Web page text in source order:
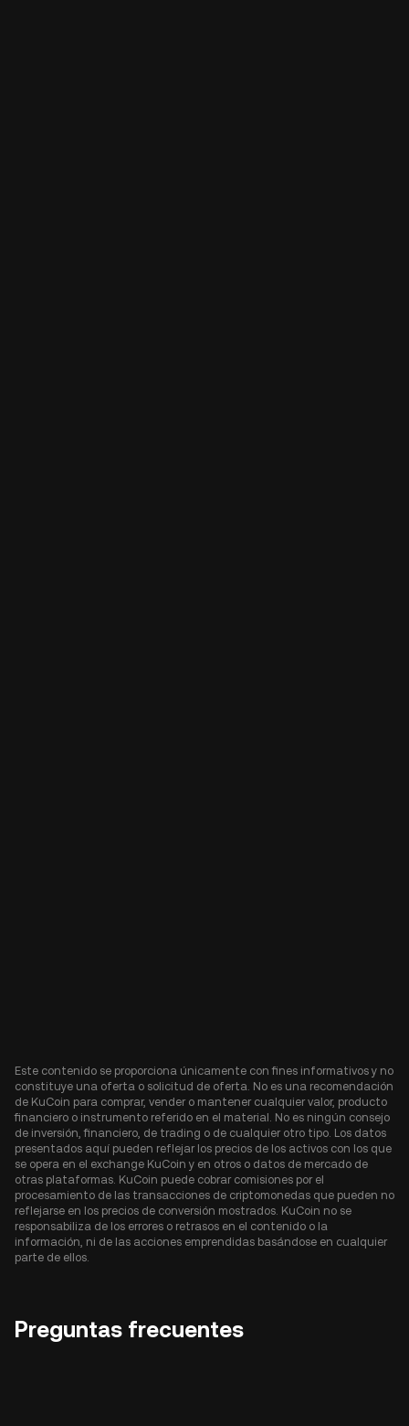
Este contenido se proporciona únicamente con fines informativos y no
constituye una oferta o solicitud de oferta. No es una recomendación
de KuCoin para comprar, vender o mantener cualquier valor, producto
financiero o instrumento referido en el material. No es ningún consejo
de inversión, financiero, de trading o de cualquier otro tipo. Los datos
presentados aquí pueden reflejar los precios de los activos con los que
se opera en el exchange KuCoin y en otros o datos de mercado de
otras plataformas. KuCoin puede cobrar comisiones por el
procesamiento de las transacciones de criptomonedas que pueden no
reflejarse en los precios de conversión mostrados. KuCoin no se
responsabiliza de los errores o retrasos en el contenido o la
información, ni de las acciones emprendidas basándose en cualquier
parte de ellos.
Preguntas frecuentes